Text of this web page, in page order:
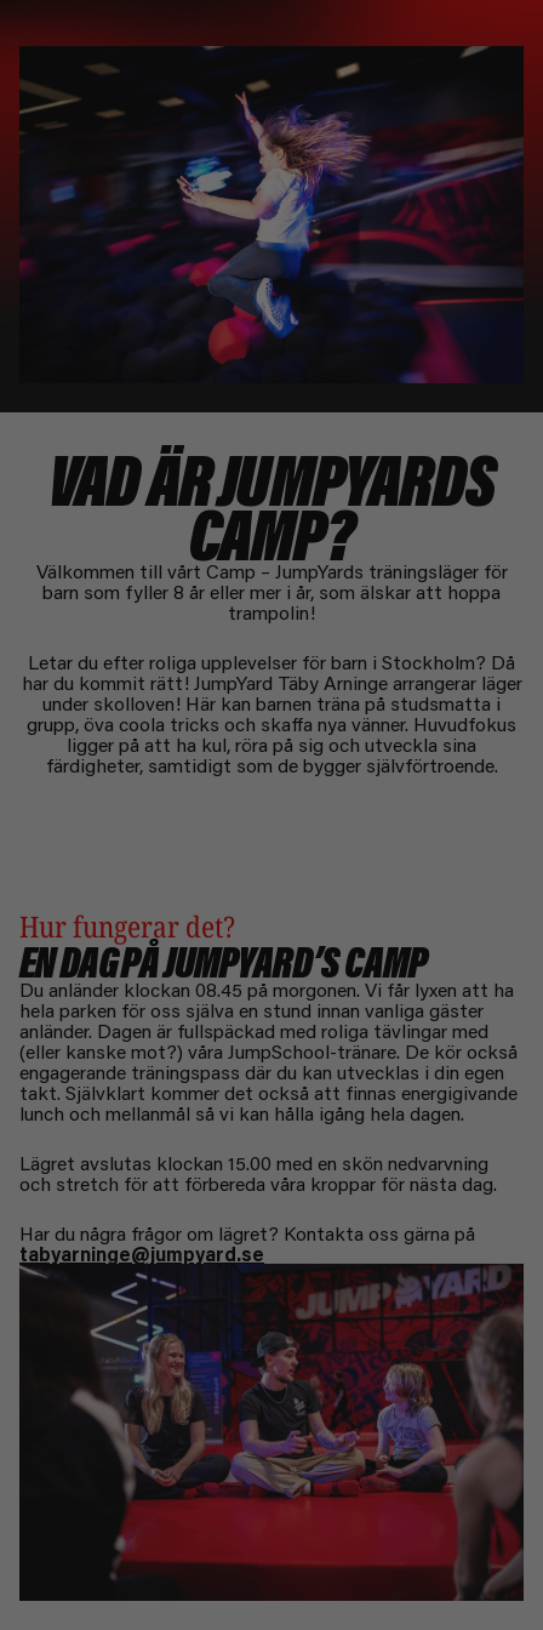
VAD ÄR JUMPYARDS
CAMP?
Välkommen till vårt Camp – JumpYards träningsläger för
barn som fyller 8 år eller mer i år, som älskar att hoppa
trampolin!
Letar du efter roliga upplevelser för barn i Stockholm? Då
har du kommit rätt! JumpYard Täby Arninge arrangerar läger
under skolloven! Här kan barnen träna på studsmatta i
grupp, öva coola tricks och skaffa nya vänner. Huvudfokus
ligger på att ha kul, röra på sig och utveckla sina
färdigheter, samtidigt som de bygger självförtroende.
Hur fungerar det?
EN DAG PÅ JUMPYARD’S CAMP
Du anländer klockan 08.45 på morgonen. Vi får lyxen att ha
hela parken för oss själva en stund innan vanliga gäster
anländer. Dagen är fullspäckad med roliga tävlingar med
(eller kanske mot?) våra JumpSchool-tränare. De kör också
engagerande träningspass där du kan utvecklas i din egen
takt. Självklart kommer det också att finnas energigivande
lunch och mellanmål så vi kan hålla igång hela dagen.
Lägret avslutas klockan 15.00 med en skön nedvarvning
och stretch för att förbereda våra kroppar för nästa dag.
Har du några frågor om lägret? Kontakta oss gärna på
tabyarninge@jumpyard.se